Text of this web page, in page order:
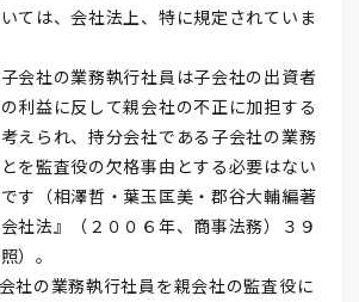
ては、会社法上、特に規定されていま
会社の業務執行社員は子会社の出資者
利益に反して親会社の不正に加担する
えられ、持分会社である子会社の業務
を監査役の欠格事由とする必要はない
す（相澤哲・葉玉匡美・郡谷大輔編著
社法』（２００６年、商事法務）３９
）。
社の業務執行社員を親会社の監査役に